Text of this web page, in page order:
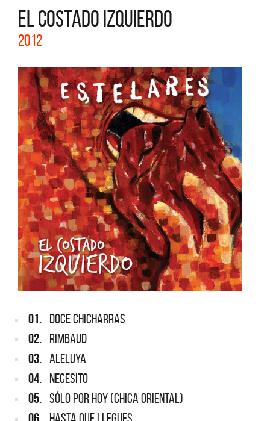
EL COSTADO IZQUIERDO
2012
01. DOCE CHICHARRAS
02. RIMBAUD
03. ALELUYA
04. NECESITO
05. SÓLO POR HOY (CHICA ORIENTAL)